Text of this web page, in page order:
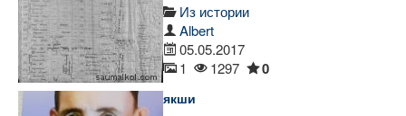
Из истории
Albert
05.05.2017
1
1297 0
якши